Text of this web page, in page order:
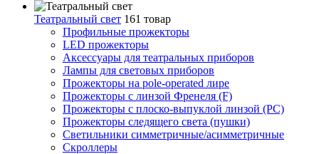
Театральный свет 161 товар
Профильные прожекторы
LED прожекторы
Аксессуары для театральных приборов
Лампы для световых приборов
Прожекторы на pole-operated лире
Прожекторы с линзой Френеля (F)
Прожекторы с плоско-выпуклой линзой (PC)
Прожекторы следящего света (пушки)
Светильники симметричные/асимметричные
Скроллеры